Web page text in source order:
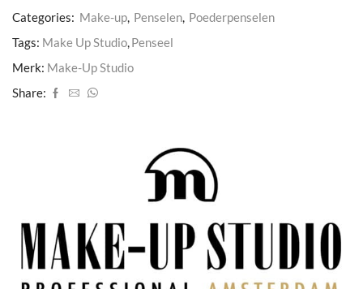
Categories: Make-up Penselen Poederpenselen
Tags: Make Up Studio Penseel
Merk: Make-Up Studio
Share: